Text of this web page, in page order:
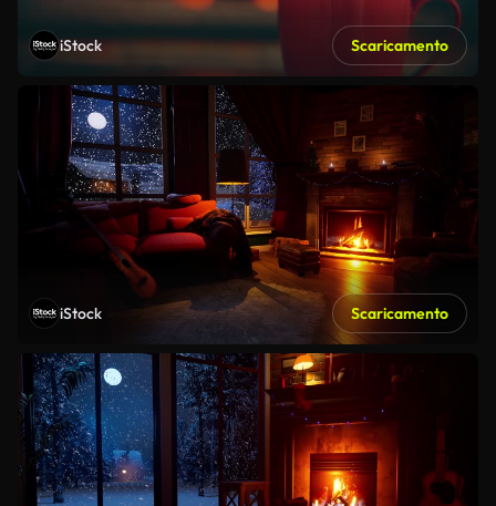
iStock Scaricamento
iStock Scaricamento